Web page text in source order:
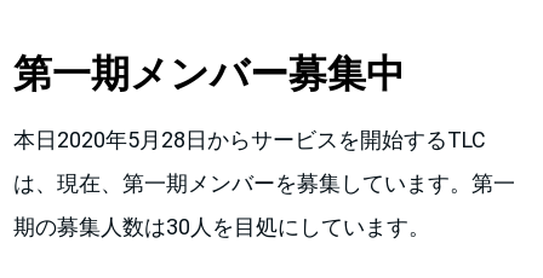
第一期メンバー募集中
本日2020年5月28日からサービスを開始するTLC
は、現在、第一期メンバーを募集しています。第一
期の募集人数は30人を目処にしています。